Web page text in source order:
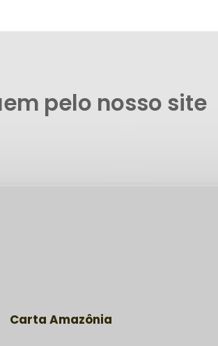
pelo nosso site
Carta Amazônia